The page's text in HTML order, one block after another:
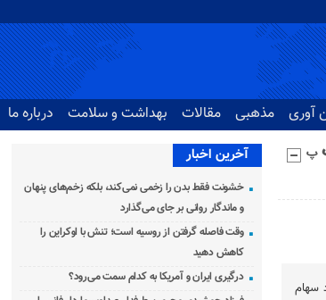
آوری مذهبی مقالات بهداشت و سلامت درباره ما
سود سهام عدالت ۱۴۰۱، سود سهام
آخرین اخبار
خشونت فقط بدن را زخمی نمی‌کند، بلکه زخم‌های پنهان
و ماندگار روانی بر جای می‌گذارد
وقت فاصله گرفتن از روسیه است؛ تنش با اوکراین را
کاهش دهید
درگیری ایران و آمریکا به کدام سمت می‌رود؟